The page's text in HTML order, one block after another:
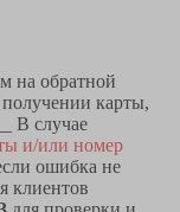
на обратной
карты,
В случае
и/или номер
ошибка не
клиентов